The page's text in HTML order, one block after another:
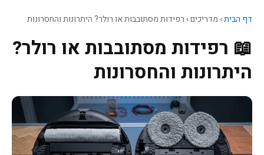
דף הבית› מדריכים› רפידות מסתובבות או רולר? היתרונות והחסרונות
📖 רפידות מסתובבות או רולר?
היתרונות והחסרונות